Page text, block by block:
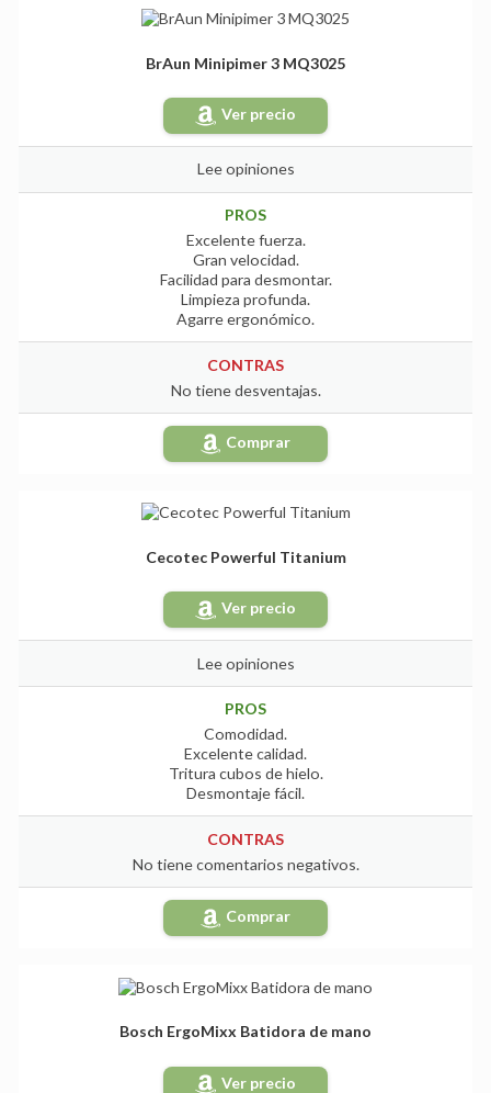
BrAun Minipimer 3 MQ3025
Ver precio
Lee opiniones
PROS
Excelente fuerza.
Gran velocidad.
Facilidad para desmontar.
Limpieza profunda.
Agarre ergonómico.
CONTRAS
No tiene desventajas.
Comprar
Cecotec Powerful Titanium
Ver precio
Lee opiniones
PROS
Comodidad.
Excelente calidad.
Tritura cubos de hielo.
Desmontaje fácil.
CONTRAS
No tiene comentarios negativos.
Comprar
Bosch ErgoMixx Batidora de mano
Ver precio